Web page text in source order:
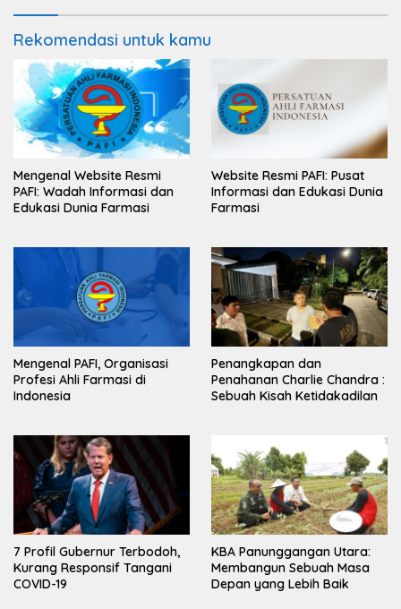
Rekomendasi untuk kamu
Mengenal Website Resmi
PAFI: Wadah Informasi dan
Edukasi Dunia Farmasi
Website Resmi PAFI: Pusat
Informasi dan Edukasi Dunia
Farmasi
Mengenal PAFI, Organisasi
Profesi Ahli Farmasi di
Indonesia
Penangkapan dan
Penahanan Charlie Chandra :
Sebuah Kisah Ketidakadilan
7 Profil Gubernur Terbodoh,
Kurang Responsif Tangani
COVID-19
KBA Panunggangan Utara:
Membangun Sebuah Masa
Depan yang Lebih Baik